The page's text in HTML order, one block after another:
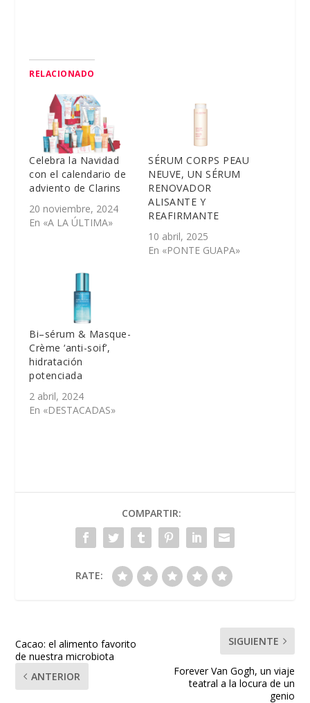
RELACIONADO
Celebra la Navidad
con el calendario de
adviento de Clarins
20 noviembre, 2024
En «A LA ÚLTIMA»
SÉRUM CORPS PEAU
NEUVE, UN SÉRUM
RENOVADOR
ALISANTE Y
REAFIRMANTE
10 abril, 2025
En «PONTE GUAPA»
Bi–sérum & Masque-
Crème ‘anti-soif’,
hidratación
potenciada
2 abril, 2024
En «DESTACADAS»
COMPARTIR:
RATE:
Cacao: el alimento favorito
de nuestra microbiota
ANTERIOR
SIGUIENTE
Forever Van Gogh, un viaje
teatral a la locura de un
genio